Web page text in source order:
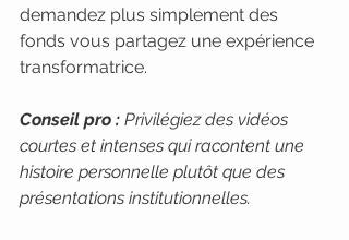
demandez plus simplement des
fonds vous partagez une expérience
transformatrice.
Conseil pro : Privilégiez des vidéos
courtes et intenses qui racontent une
histoire personnelle plutôt que des
présentations institutionnelles.